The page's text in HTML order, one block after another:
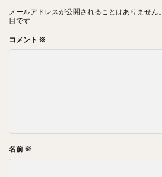
メールアドレスが公開されることはありません。
目です
コメント ※
名前 ※